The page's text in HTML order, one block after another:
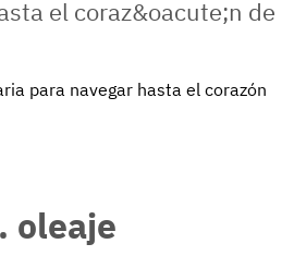
para navegar hasta el corazón
oleaje